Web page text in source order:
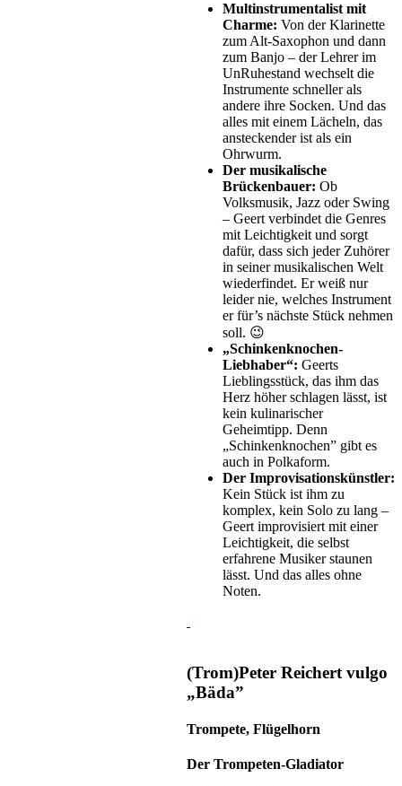
Multinstrumentalist mit
Charme: Von der Klarinette
zum Alt-Saxophon und dann
zum Banjo – der Lehrer im
UnRuhestand wechselt die
Instrumente schneller als
andere ihre Socken. Und das
alles mit einem Lächeln, das
ansteckender ist als ein
Ohrwurm.
Der musikalische
Brückenbauer: Ob
Volksmusik, Jazz oder Swing
– Geert verbindet die Genres
mit Leichtigkeit und sorgt
dafür, dass sich jeder Zuhörer
in seiner musikalischen Welt
wiederfindet. Er weiß nur
leider nie, welches Instrument
er für’s nächste Stück nehmen
soll. 😉
„Schinkenknochen-
Liebhaber“: Geerts
Lieblingsstück, das ihm das
Herz höher schlagen lässt, ist
kein kulinarischer
Geheimtipp. Denn
„Schinkenknochen” gibt es
auch in Polkaform.
Der Improvisationskünstler:
Kein Stück ist ihm zu
komplex, kein Solo zu lang –
Geert improvisiert mit einer
Leichtigkeit, die selbst
erfahrene Musiker staunen
lässt. Und das alles ohne
Noten.
(Trom)Peter Reichert vulgo
„Bäda”
Trompete, Flügelhorn
Der Trompeten-Gladiator